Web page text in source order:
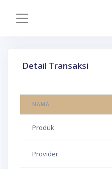
Detail Transaksi
NAMA
Produk
Provider